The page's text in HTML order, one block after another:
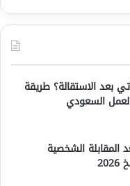
الاستقالة؟ طريقة
السعودي
المقابلة الشخصية